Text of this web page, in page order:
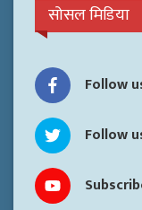
सोसल मिडिया
Follow
Follow